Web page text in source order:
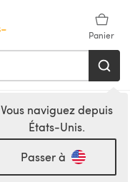
Panier
Vous naviguez depuis
États-Unis.
Passer à